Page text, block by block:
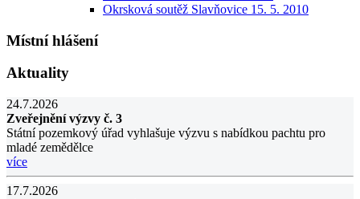
Okrsková soutěž Slavňovice 15. 5. 2010
Místní hlášení
Aktuality
24.7.2026
Zveřejnění výzvy č. 3
Státní pozemkový úřad vyhlašuje výzvu s nabídkou pachtu pro
mladé zemědělce
více
17.7.2026